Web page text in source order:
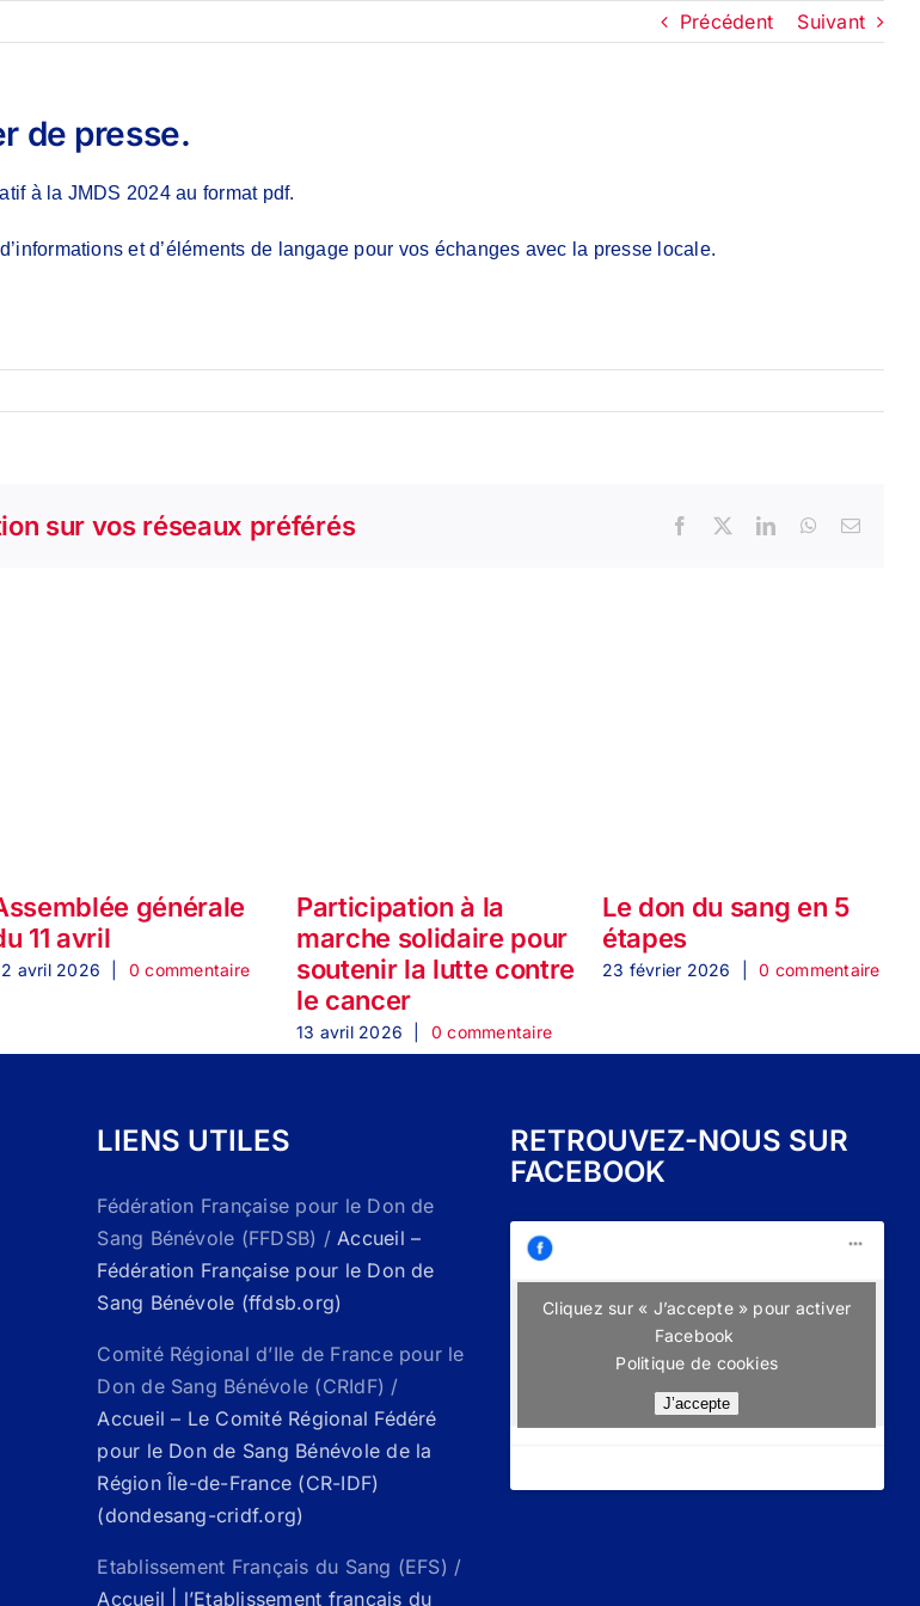
Précédent Suivant
de presse.
à la JMDS 2024 au format pdf.
et d’éléments de langage pour vos échanges avec la presse locale.
sur vos réseaux préférés Facebook LinkedInWhatsApp
Email
générale
11 avril
avril 2026 0 commentaire
Participation à la
marche solidaire pour
soutenir la lutte contre
le cancer
13 avril 2026 0 commentaire
Le don du sang en 5
étapes
23 février 2026 0 commentaire
LIENS UTILES
Fédération Française pour le Don de
Sang Bénévole (FFDSB) / Accueil –
Fédération Française pour le Don de
Sang Bénévole (ffdsb.org)
Comité Régional d’Ile de France pour le
Don de Sang Bénévole (CRIdF) /
Accueil – Le Comité Régional Fédéré
pour le Don de Sang Bénévole de la
Région Île-de-France (CR-IDF)
(dondesang-cridf.org)
Etablissement Français du Sang (EFS) /
Accueil | l’Etablissement français du
RETROUVEZ-NOUS SUR
FACEBOOK
Cliquez sur « J’accepte » pour activer
Facebook
Politique de cookies
J’accepte